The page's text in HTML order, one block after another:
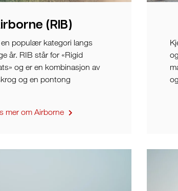
(RIB)
populær kategori langs
år. RIB står for «Rigid
og er en kombinasjon av
og en pontong
mer om Airborne